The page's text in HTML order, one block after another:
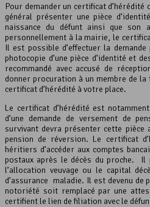
Pour demander un certificat
général présenter une pièce
naissance du défunt ainsi que son
personnellement à la mairie, le
Il est possible d’effectuer la
photocopie d’une pièce d’identité et
recommandé avec accusé de
donner procuration à un membre de
certificat d’hérédité à votre place.
Le certificat d’hérédité est
d’une demande de versement de
survivant devra présenter cette
pension de réversion. Le certificat
héritiers d’accéder aux comptes
postaux après le décès du proche. Il
l’allocation veuvage ou le capital
d’assurance maladie. Il est devenu de
notoriété soit remplacé par une
certifient le lien de filiation avec le